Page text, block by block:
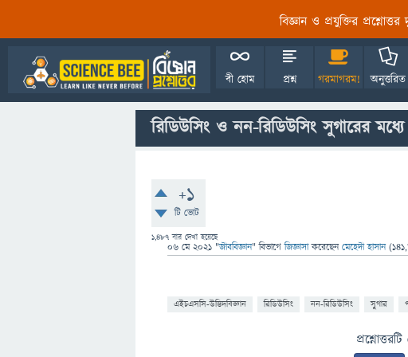
বিজ্ঞান ও প্রযুক্তির
বী হোম প্রশ্ন গরমাগরম! অনুত্তরিত
রিডিউসিং ও নন-রিডিউসিং সুগারের মধ্যে
+1
টি ভোট
1,487 বার দেখা হয়েছে
06 মে 2021 "জীববিজ্ঞান" বিভাগে জিজ্ঞাসাকরেছেনমেহেদী হাসান (
এইচএসসি-উদ্ভিদবিজ্ঞান রিডিউসিং নন-রিডিউসিং সুগার